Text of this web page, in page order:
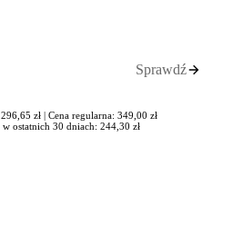
Sprawdź
zł | Cena regularna: 349,00 zł
w ostatnich 30 dniach: 244,30 zł